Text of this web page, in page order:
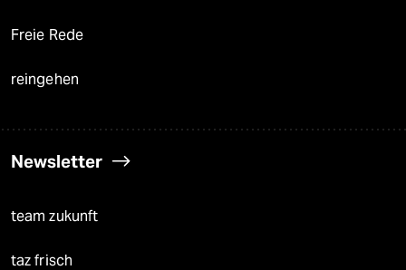
Freie Rede
reingehen
Newsletter
team zukunft
taz frisch